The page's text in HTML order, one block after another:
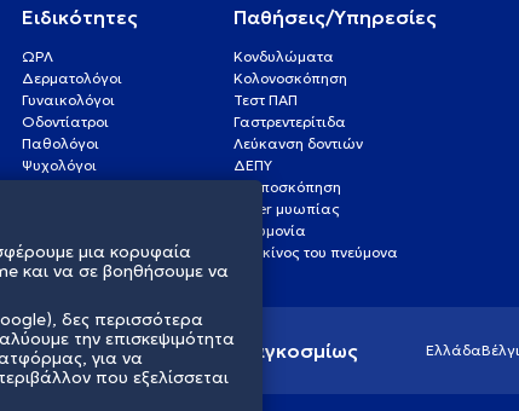
Ειδικότητες
ΩΡΛ
Δερματολόγοι
Γυναικολόγοι
Οδοντίατροι
Παθολόγοι
Ψυχολόγοι
Καρδιολόγοι
Παθήσεις/Υπηρεσίες
Κονδυλώματα
Κολονοσκόπηση
Τεστ ΠΑΠ
Γαστρεντερίτιδα
Λεύκανση δοντιών
ΔΕΠΥ
Κολποσκόπηση
Laser μυωπίας
Πνευμονία
Καρκίνος του πνεύμονα
το μέλλον της υγείας παγκοσμίως Ελλάδα
μια κορυφαία
και να σε βοηθήσουμε να
δες περισσότερα
την επισκεψιμότητα
για να
που εξελίσσεται